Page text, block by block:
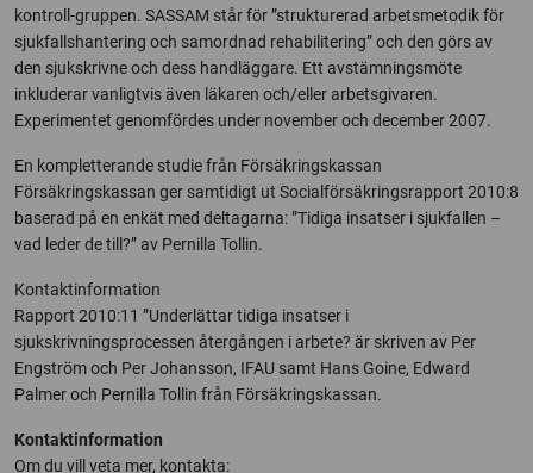
kontroll-gruppen. SASSAM står för ”strukturerad arbetsmetodik för
sjukfallshantering och samordnad rehabilitering” och den görs av
den sjukskrivne och dess handläggare. Ett avstämningsmöte
inkluderar vanligtvis även läkaren och/eller arbetsgivaren.
Experimentet genomfördes under november och december 2007.
En kompletterande studie från Försäkringskassan
Försäkringskassan ger samtidigt ut Socialförsäkringsrapport 2010:8
baserad på en enkät med deltagarna: ”Tidiga insatser i sjukfallen –
vad leder de till?” av Pernilla Tollin.
Kontaktinformation
Rapport 2010:11 ”Underlättar tidiga insatser i
sjukskrivningsprocessen återgången i arbete? är skriven av Per
Engström och Per Johansson, IFAU samt Hans Goine, Edward
Palmer och Pernilla Tollin från Försäkringskassan.
Kontaktinformation
Om du vill veta mer, kontakta: